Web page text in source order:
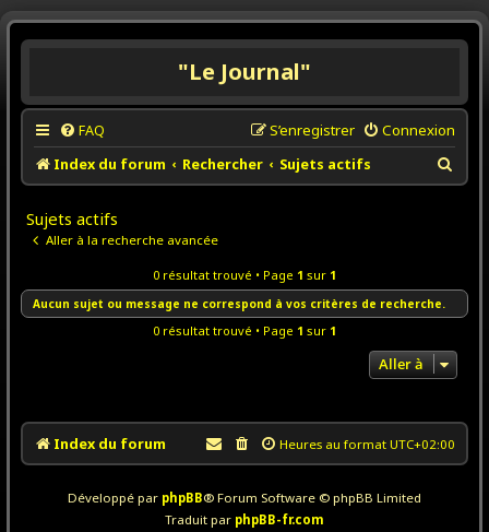
"Le Journal"
FAQ Connexion
S’enregistrer
Index du forum
Rechercher Sujets actifs
e
h
e
Sujets actifs
Aller à la recherche avancée
0 résultat trouvé • Page 1 sur 1
Aucun sujet ou message ne correspond à vos critères de recherche.
0 résultat trouvé • Page 1 sur 1
Aller à
Index du forum Heures au format UTC+02:00
Développé par phpBB® Forum Software © phpBB Limited
Traduit par phpBB-fr.com